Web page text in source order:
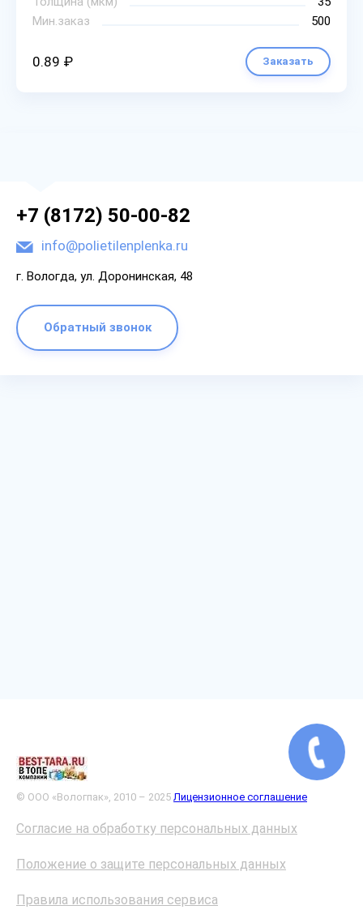
Мин.заказ
500
0.89 ₽ Заказать
+7 (8172) 50-00-82
info@polietilenplenka.ru
г. Вологда, ул. Доронинская, 48
Обратный звонок
© ООО «Вологпак», 2010 – 2025 Лицензионное соглашение
Согласие на обработку персональных данных
Положение о защите персональных данных
Правила использования сервиса